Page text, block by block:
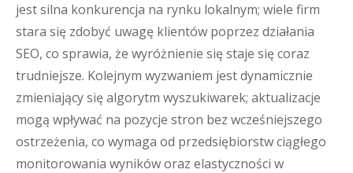
jest silna konkurencja na rynku lokalnym; wiele firm
stara się zdobyć uwagę klientów poprzez działania
SEO, co sprawia, że wyróżnienie się staje się coraz
trudniejsze. Kolejnym wyzwaniem jest dynamicznie
zmieniający się algorytm wyszukiwarek; aktualizacje
mogą wpływać na pozycje stron bez wcześniejszego
ostrzeżenia, co wymaga od przedsiębiorstw ciągłego
monitorowania wyników oraz elastyczności w